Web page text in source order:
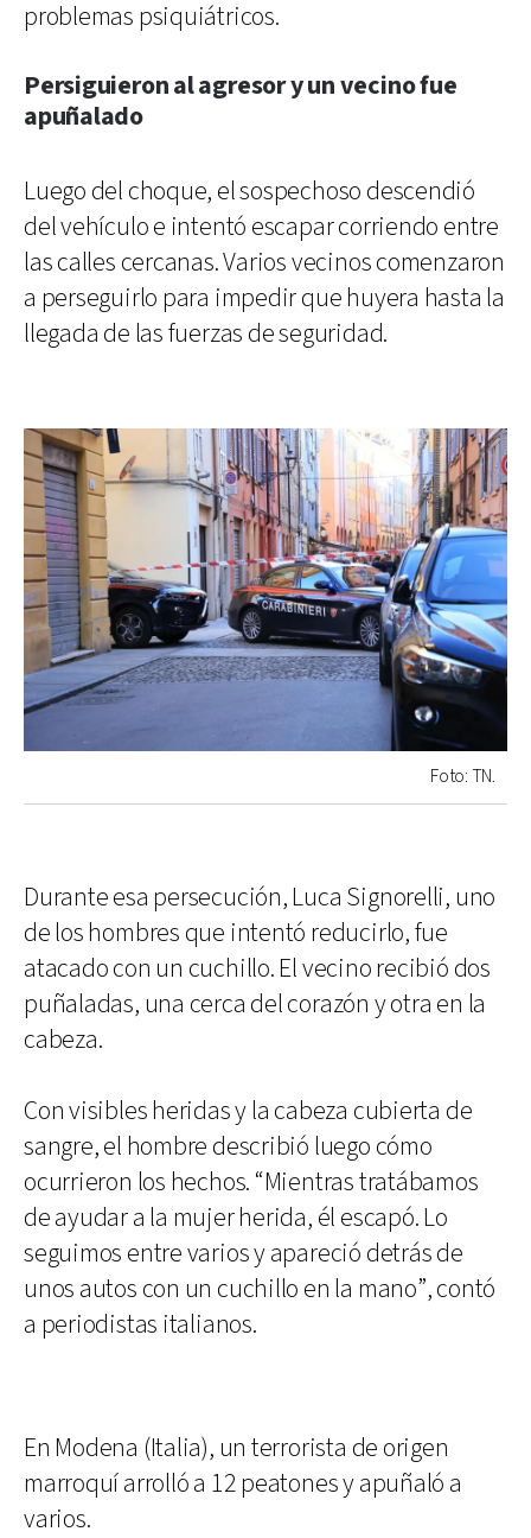
problemas psiquiátricos.
Persiguieron al agresor y un vecino fue
apuñalado
Luego del choque, el sospechoso descendió
del vehículo e intentó escapar corriendo entre
las calles cercanas. Varios vecinos comenzaron
a perseguirlo para impedir que huyera hasta la
llegada de las fuerzas de seguridad.
Foto: TN.
Durante esa persecución, Luca Signorelli, uno
de los hombres que intentó reducirlo, fue
atacado con un cuchillo. El vecino recibió dos
puñaladas, una cerca del corazón y otra en la
cabeza.
Con visibles heridas y la cabeza cubierta de
sangre, el hombre describió luego cómo
ocurrieron los hechos. “Mientras tratábamos
de ayudar a la mujer herida, él escapó. Lo
seguimos entre varios y apareció detrás de
unos autos con un cuchillo en la mano”, contó
a periodistas italianos.
En Modena (Italia), un terrorista de origen
marroquí arrolló a 12 peatones y apuñaló a
varios.